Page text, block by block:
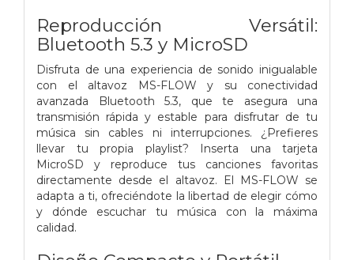
Reproducción Versátil:
Bluetooth 5.3 y MicroSD
Disfruta de una experiencia de sonido inigualable
con el altavoz MS-FLOW y su conectividad
avanzada Bluetooth 5.3, que te asegura una
transmisión rápida y estable para disfrutar de tu
música sin cables ni interrupciones. ¿Prefieres
llevar tu propia playlist? Inserta una tarjeta
MicroSD y reproduce tus canciones favoritas
directamente desde el altavoz. El MS-FLOW se
adapta a ti, ofreciéndote la libertad de elegir cómo
y dónde escuchar tu música con la máxima
calidad.